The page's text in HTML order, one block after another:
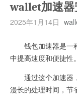
wallet加速器
2025年1月14日
钱包加速器是一种
中提高速度和便捷性。
通过这个加速器
漫长的处理时间，节